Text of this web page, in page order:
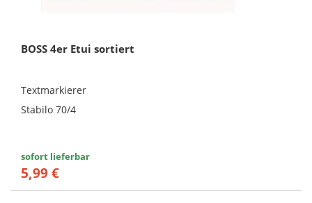
BOSS 4er Etui sortiert
Textmarkierer
Stabilo 70/4
sofort lieferbar
5,99 €